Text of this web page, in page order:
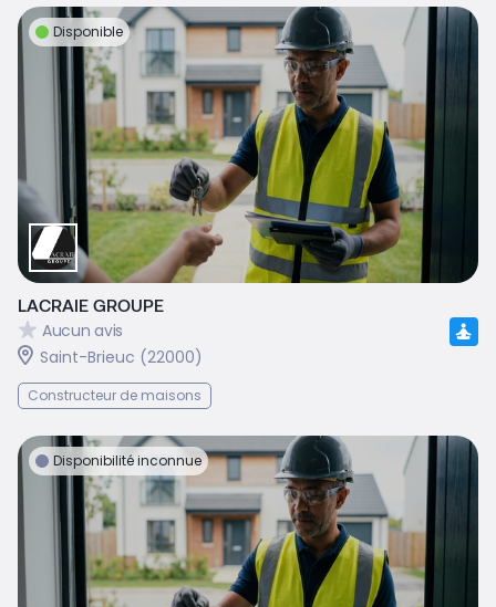
Disponible
LACRAIE GROUPE
Aucun avis
Saint-Brieuc (22000)
Constructeur de maisons
Disponibilité inconnue